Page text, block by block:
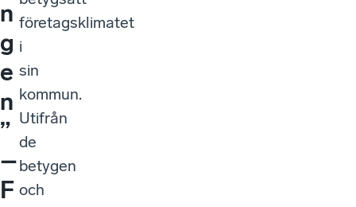
n
g
e
n
”
–
F
företagsklimatet
i
sin
kommun.
Utifrån
de
betygen
och